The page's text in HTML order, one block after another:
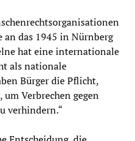
an das 1945 in Nürnberg
hat eine internationale
als nationale
Bürger die Pflicht,
Verbrechen gegen
verhindern.“